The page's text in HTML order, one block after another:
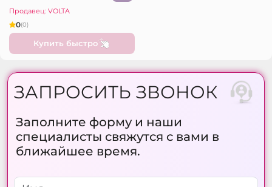
Продавец: VOLTA
0(0)
Купить быстро
ЗАПРОСИТЬ ЗВОНОК
Заполните форму и наши
специалисты свяжутся с вами в
ближайшее время.